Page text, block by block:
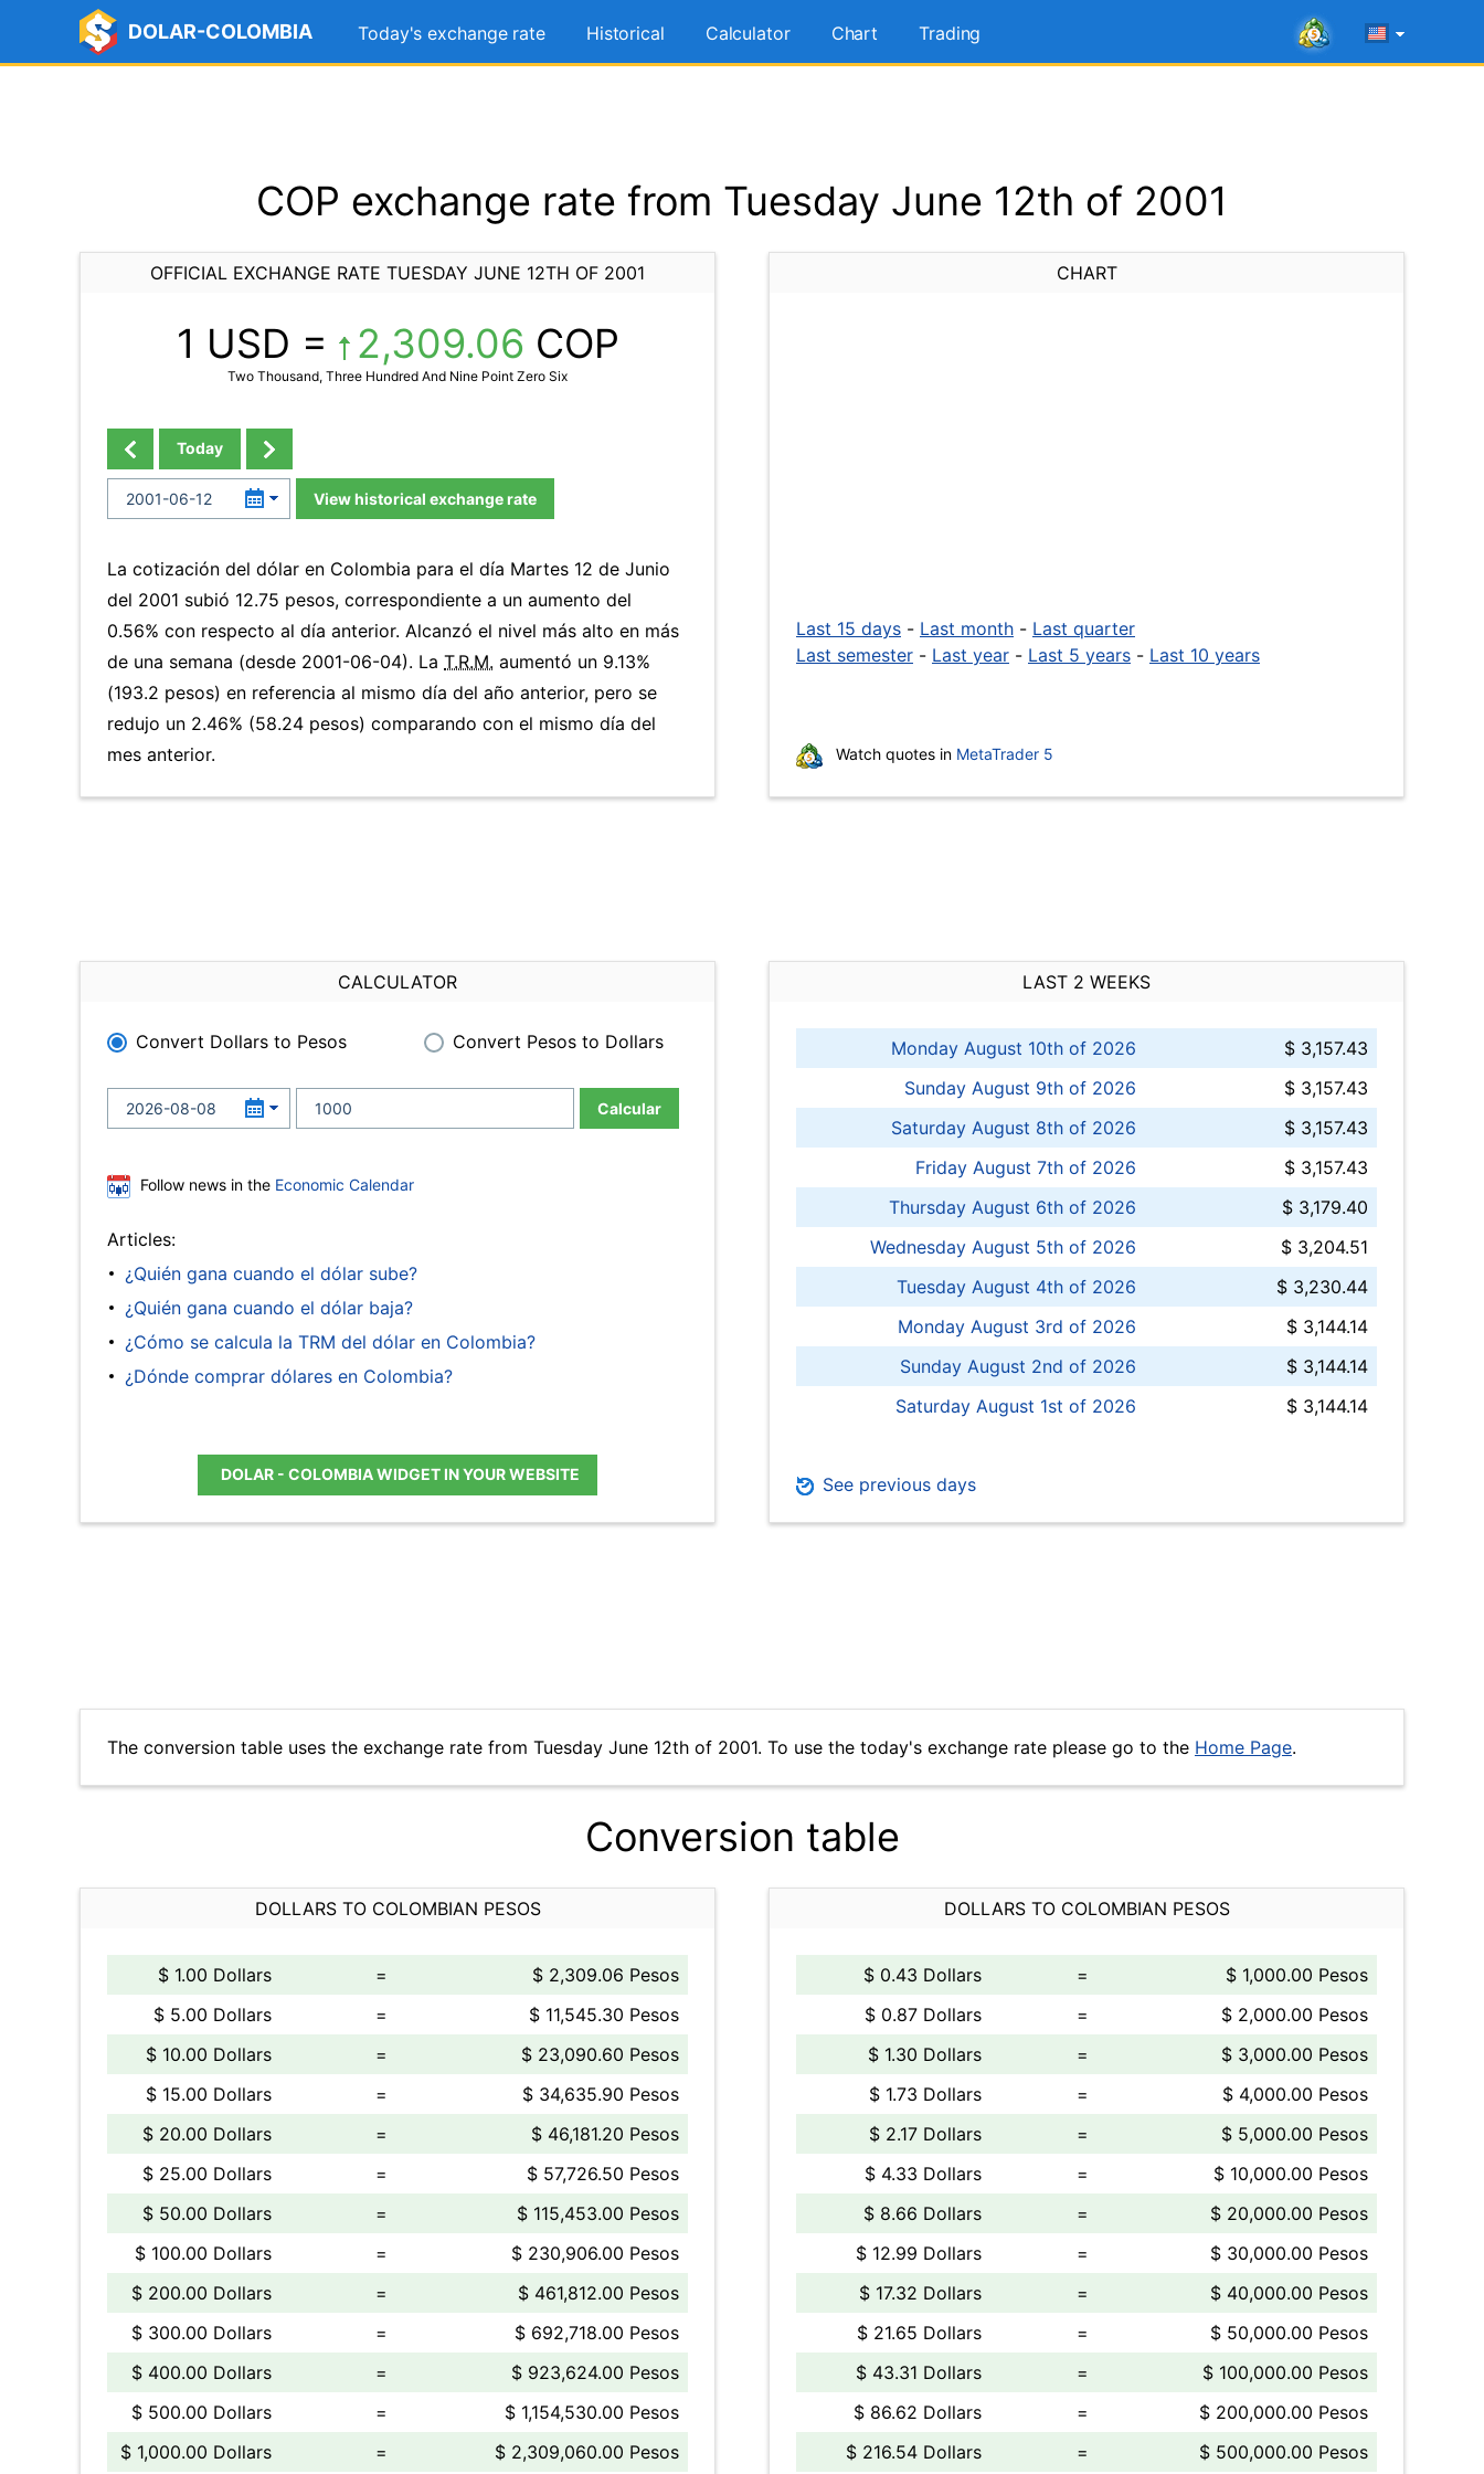
DOLAR-COLOMBIA Today's exchange rate Historical Calculator Chart Trading
COP exchange rate from Tuesday June 12th of 2001
OFFICIAL EXCHANGE RATE TUESDAY JUNE 12TH OF 2001
1 USD = 2,309.06 COP
Two Thousand, Three Hundred And Nine Point Zero Six
Today
View historical exchange rate
La cotización del dólar en Colombia para el día Martes 12 de Junio
del 2001 subió 12.75 pesos, correspondiente a un aumento del
0.56% con respecto al día anterior. Alcanzó el nivel más alto en más
de una semana (desde 2001-06-04). La T.R.M. aumentó un 9.13%
(193.2 pesos) en referencia al mismo día del año anterior, pero se
redujo un 2.46% (58.24 pesos) comparando con el mismo día del
mes anterior.
CHART
Last 15 days - Last month - Last quarter
Last semester - Last year - Last 5 years - Last 10 years
Watch quotes in MetaTrader 5
CALCULATOR
Convert Dollars to Pesos Convert Pesos to Dollars
Calcular
Follow news in the Economic Calendar
Articles:
¿Quién gana cuando el dólar sube?
¿Quién gana cuando el dólar baja?
¿Cómo se calcula la TRM del dólar en Colombia?
¿Dónde comprar dólares en Colombia?
DOLAR - COLOMBIA WIDGET IN YOUR WEBSITE
LAST 2 WEEKS
Monday August 10th of 2026
$ 3,157.43
Sunday August 9th of 2026
$ 3,157.43
Saturday August 8th of 2026
$ 3,157.43
Friday August 7th of 2026
$ 3,157.43
Thursday August 6th of 2026
$ 3,179.40
Wednesday August 5th of 2026
$ 3,204.51
Tuesday August 4th of 2026
$ 3,230.44
Monday August 3rd of 2026
$ 3,144.14
Sunday August 2nd of 2026
$ 3,144.14
Saturday August 1st of 2026
$ 3,144.14
See previous days
The conversion table uses the exchange rate from Tuesday June 12th of 2001. To use the today's exchange rate please go to the Home Page.
Conversion table
DOLLARS TO COLOMBIAN PESOS
$ 1.00 Dollars =
$ 2,309.06 Pesos
$ 5.00 Dollars
=
$ 11,545.30 Pesos
$ 10.00 Dollars
=
$ 23,090.60 Pesos
$ 15.00 Dollars
=
$ 34,635.90 Pesos
$ 20.00 Dollars
=
$ 46,181.20 Pesos
$ 25.00 Dollars
=
$ 57,726.50 Pesos
$ 50.00 Dollars
=
$ 115,453.00 Pesos
$ 100.00 Dollars
=
$ 230,906.00 Pesos
$ 200.00 Dollars
=
$ 461,812.00 Pesos
$ 300.00 Dollars
=
$ 692,718.00 Pesos
$ 400.00 Dollars
=
$ 923,624.00 Pesos
$ 500.00 Dollars
=
$ 1,154,530.00 Pesos
$ 1,000.00 Dollars
= $ 2,309,060.00 Pesos
DOLLARS TO COLOMBIAN PESOS
$ 0.43 Dollars =
$ 1,000.00 Pesos
$ 0.87 Dollars
=
$ 2,000.00 Pesos
$ 1.30 Dollars
=
$ 3,000.00 Pesos
$ 1.73 Dollars
=
$ 4,000.00 Pesos
$ 2.17 Dollars
=
$ 5,000.00 Pesos
$ 4.33 Dollars
=
$ 10,000.00 Pesos
$ 8.66 Dollars
=
$ 20,000.00 Pesos
$ 12.99 Dollars
=
$ 30,000.00 Pesos
$ 17.32 Dollars
=
$ 40,000.00 Pesos
$ 21.65 Dollars
=
$ 50,000.00 Pesos
$ 43.31 Dollars
=
$ 100,000.00 Pesos
$ 86.62 Dollars
=
$ 200,000.00 Pesos
$ 216.54 Dollars
= $ 500,000.00 Pesos